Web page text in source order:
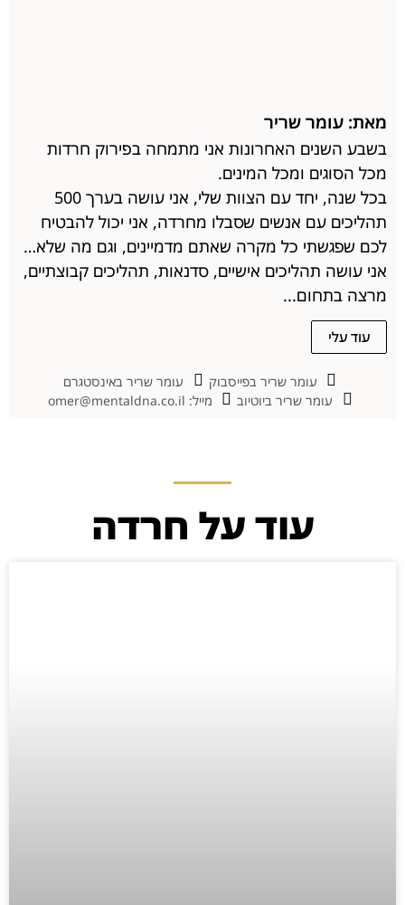
מאת: עומר שריר
בשבע השנים האחרונות אני מתמחה בפירוק חרדות
מכל הסוגים ומכל המינים.
בכל שנה, יחד עם הצוות שלי, אני עושה בערך 500
תהליכים עם אנשים שסבלו מחרדה, אני יכול להבטיח
לכם שפגשתי כל מקרה שאתם מדמיינים, וגם מה שלא…
אני עושה תהליכים אישיים, סדנאות, תהליכים קבוצתיים,
מרצה בתחום...
עוד עלי
עומר שריר בפייסבוק
עומר שריר באינסטגרם
עומר שריר ביוטיוב
מייל: omer@mentaldna.co.il
עוד על חרדה